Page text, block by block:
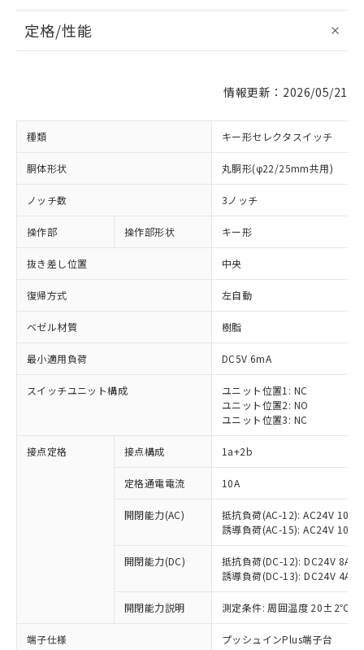
定格/性能
情報更新：2026/05/21
種類 キー形セレクタスイッチ
胴体形状 丸胴形(φ22/25mm共用)
ノッチ数 3ノッチ
操作部 操作部形状 キー形
抜き差し位置 中央
復帰方式 左自動
ベゼル材質 樹脂
最小適用負荷 DC5V 6mA
スイッチユニット構成
ユニット位置1: NC
ユニット位置2: NO
ユニット位置3: NC
接点定格 接点構成 1a+2b
定格通電電流 10A
開閉能力(AC)
抵抗負荷(AC-12): AC24V 10A/
誘導負荷(AC-15): AC24V
開閉能力(DC)
抵抗負荷(DC-12): DC24V 8A/
誘導負荷(DC-13): DC24V 4A/
開閉能力説明 測定条件: 周囲温度 20±2℃、
端子仕様 プッシュインPlus端子台
ご利用条件
対応済み：EU RoHS指令（10物質）の
非含有に対応した製品が提供可能な商品で
対応予定：EU RoHS指令（10物質）の非含
有に対応した製品に切り替える予定のある
対応予定なし：EU RoHS指令（10物質）の